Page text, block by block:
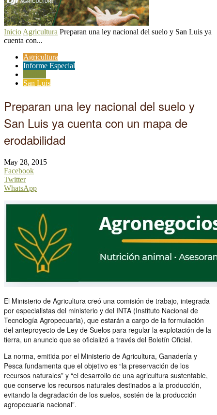
Inicio Agricultura Preparan una ley nacional del suelo y San Luis ya
cuenta con...
Agricultura
Informe Especial
San Luis
Preparan una ley nacional del suelo y
San Luis ya cuenta con un mapa de
erodabilidad
May 28, 2015
Facebook
Twitter
WhatsApp
El Ministerio de Agricultura creó una comisión de trabajo, integrada
por especialistas del ministerio y del INTA (Instituto Nacional de
Tecnología Agropecuaria), que estarán a cargo de la formulación
del anteproyecto de Ley de Suelos para regular la explotación de la
tierra, un anuncio que se oficializó a través del Boletín Oficial.
La norma, emitida por el Ministerio de Agricultura, Ganadería y
Pesca fundamenta que el objetivo es “la preservación de los
recursos naturales” y “el desarrollo de una agricultura sustentable,
que conserve los recursos naturales destinados a la producción,
evitando la degradación de los suelos, sostén de la producción
agropecuaria nacional”.